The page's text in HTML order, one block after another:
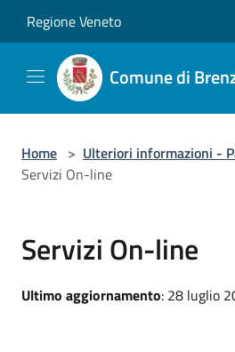
Regione Veneto
Comune di
Home > Ulteriori informazioni -
Servizi On-line
Servizi On-line
Ultimo aggiornamento: 28 luglio